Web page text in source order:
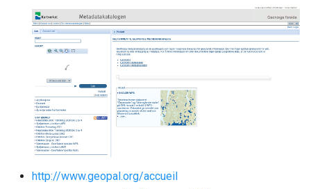
http://www.geopal.org/accueil